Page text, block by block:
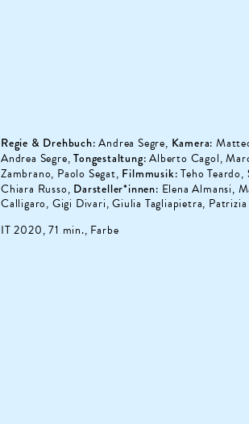
Regie & Drehbuch:Andrea Segre, Kamera:
Andrea Segre,Tongestaltung: Alberto Cagol,
Zambrano, Paolo Segat, Filmmusik: Teho Teardo,
Chiara Russo, Darsteller*innen: Elena Almansi,
Calligaro, Gigi Divari, Giulia Tagliapietra, Patrizia
IT 2020, 71 min., Farbe